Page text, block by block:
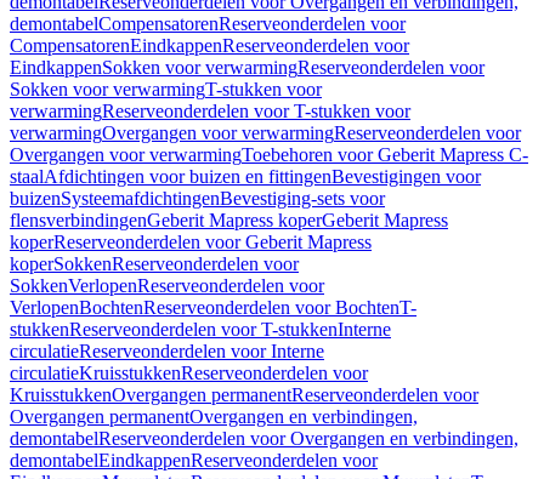
demontabelCompensatorenReserveonderdelen voor
CompensatorenEindkappenReserveonderdelen voor
EindkappenSokken voor verwarmingReserveonderdelen voor
Sokken voor verwarmingT-stukken voor
verwarmingReserveonderdelen voor T-stukken voor
verwarmingOvergangen voor verwarmingReserveonderdelen voor
Overgangen voor verwarmingToebehoren voor Geberit Mapress C-
staalAfdichtingen voor buizen en fittingenBevestigingen voor
buizenSysteemafdichtingenBevestiging-sets voor
flensverbindingenGeberit Mapress koperGeberit Mapress
koperReserveonderdelen voor Geberit Mapress
koperSokkenReserveonderdelen voor
SokkenVerlopenReserveonderdelen voor
VerlopenBochtenReserveonderdelen voor BochtenT-
stukkenReserveonderdelen voor T-stukkenInterne
circulatieReserveonderdelen voor Interne
circulatieKruisstukkenReserveonderdelen voor
KruisstukkenOvergangen permanentReserveonderdelen voor
Overgangen permanentOvergangen en verbindingen,
demontabelReserveonderdelen voor Overgangen en verbindingen,
demontabelEindkappenReserveonderdelen voor